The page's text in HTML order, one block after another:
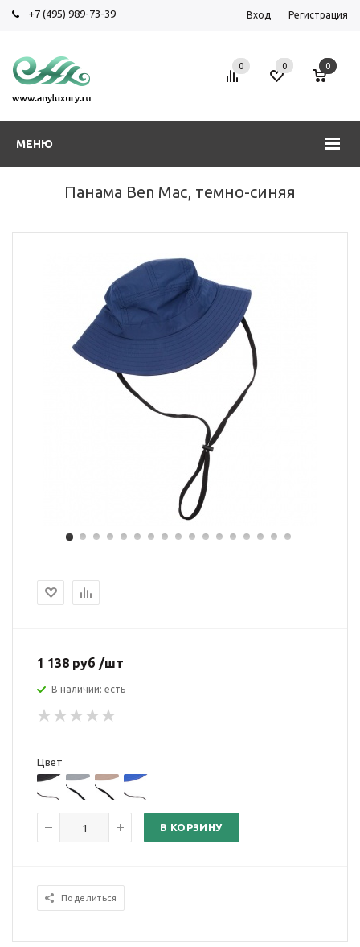
+7 (495) 989-73-39 Вход Регистрация
МЕНЮ
0 0 0
Панама Ben Mac, темно-синяя
1 138 руб /шт
В наличии: есть
Цвет
В КОРЗИНУ
Поделиться